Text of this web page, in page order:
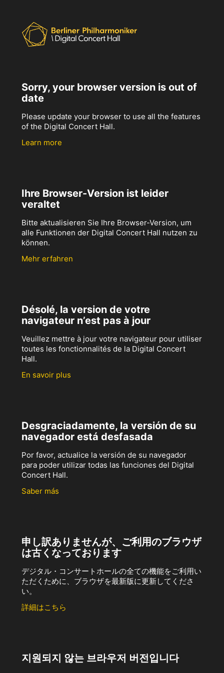
Sorry, your browser version is out of
date
Please update your browser to use all the features
of the Digital Concert Hall.
Learn more
Ihre Browser-Version ist leider
veraltet
Bitte aktualisieren Sie Ihre Browser-Version, um
alle Funktionen der Digital Concert Hall nutzen zu
können.
Mehr erfahren
Désolé, la version de votre
navigateur n’est pas à jour
Veuillez mettre à jour votre navigateur pour utiliser
toutes les fonctionnalités de la Digital Concert
Hall.
En savoir plus
Desgraciadamente, la versión de su
navegador está desfasada
Por favor, actualice la versión de su navegador
para poder utilizar todas las funciones del Digital
Concert Hall.
Saber más
申し訳ありませんが、ご利用のブラウザ
は古くなっております
デジタル・コンサートホールの全ての機能をご利用い
ただくために、ブラウザを最新版に更新してくださ
い。
詳細はこちら
지원되지 않는 브라우저 버전입니다